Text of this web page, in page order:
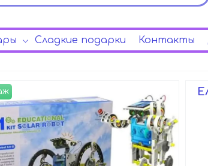
Сладкие подарки Контакты